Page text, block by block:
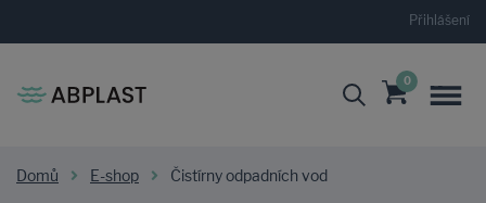
Přihlášení
0
Domů E-shop Čistírny odpadních vod